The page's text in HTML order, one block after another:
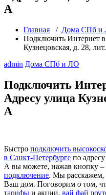
А
Главная / Дома СПб и
Подключить Интернет
Кузнецовская, д. 28,
admin Дома СПб и ЛО
Подключить
Адресу улица
А
Быстро подключить
в Санкт-Петербурге по
А вы можете, нажав кнопку –
подключение. Мы расскажем,
Ваш дом. Поговорим о том,
тарифы и акции, вай фай